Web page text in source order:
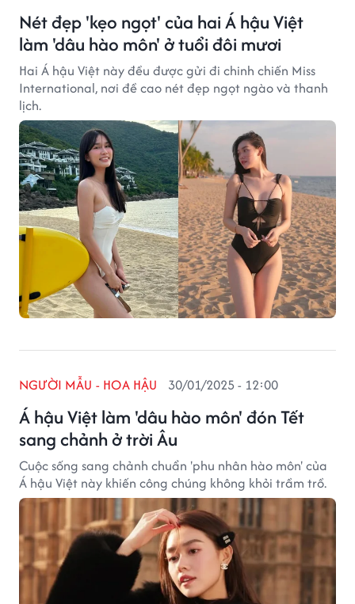
Nét đẹp 'kẹo ngọt' của hai Á hậu Việt
làm 'dâu hào môn' ở tuổi đôi mươi
Hai Á hậu Việt này đều được gửi đi chinh chiến Miss
International, nơi đề cao nét đẹp ngọt ngào và thanh
lịch.
Á hậu Việt làm 'dâu hào môn' đón Tết
sang chảnh ở trời Âu
NGƯỜI MẪU - HOA HẬU 30/01/2025 - 12:00
Cuộc sống sang chảnh chuẩn 'phu nhân hào môn' của
Á hậu Việt này khiến công chúng không khỏi trầm trồ.